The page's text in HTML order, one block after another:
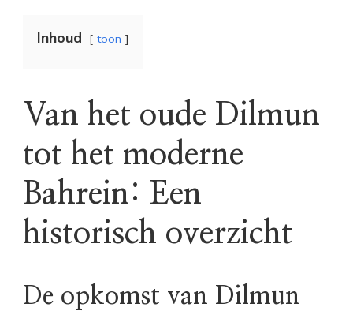
Inhoud toon
Van het oude Dilmun
tot het moderne
Bahrein: Een
historisch overzicht
De opkomst van Dilmun